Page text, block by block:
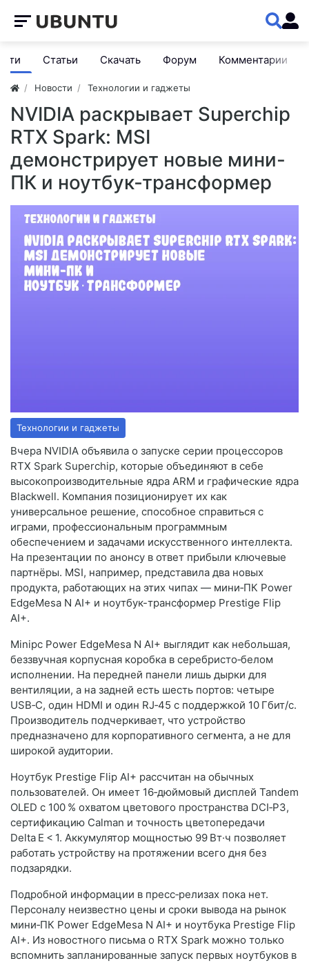
Статьи Скачать Форум Комментарии
Новости Технологии и гаджеты
NVIDIA раскрывает Superchip
RTX Spark: MSI
демонстрирует новые мини-
ПК и ноутбук‑трансформер
Технологии и гаджеты
Вчера NVIDIA объявила о запуске серии процессоров
RTX Spark Superchip, которые объединяют в себе
высокопроизводительные ядра ARM и графические ядра
Blackwell. Компания позиционирует их как
универсальное решение, способное справиться с
играми, профессиональным программным
обеспечением и задачами искусственного интеллекта.
На презентации по анонсу в ответ прибыли ключевые
партнёры. MSI, например, представила два новых
продукта, работающих на этих чипах — мини‑ПК Power
EdgeMesa N AI+ и ноутбук-трансформер Prestige Flip
AI+.
Minipc Power EdgeMesa N AI+ выглядит как небольшая,
беззвучная корпусная коробка в серебристо‑белом
исполнении. На передней панели лишь дырки для
вентиляции, а на задней есть шесть портов: четыре
USB‑C, один HDMI и один RJ‑45 с поддержкой 10 Гбит/с.
Производитель подчеркивает, что устройство
предназначено для корпоративного сегмента, а не для
широкой аудитории.
Ноутбук Prestige Flip AI+ рассчитан на обычных
пользователей. Он имеет 16‑дюймовый дисплей Tandem
OLED с 100 % охватом цветового пространства DCI‑P3,
сертификацию Calman и точность цветопередачи
Delta E < 1. Аккумулятор мощностью 99 Вт·ч позволяет
работать устройству на протяжении всего дня без
подзарядки.
Подробной информации в пресс‑релизах пока нет.
Персоналу неизвестно цены и сроки вывода на рынок
мини‑ПК Power EdgeMesa N AI+ и ноутбука Prestige Flip
AI+. Из новостного письма о RTX Spark можно только
вспомнить запланированные запуск первых ноутбуков в